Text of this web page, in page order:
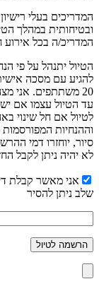
המדריכים בעלי
ובטיחותית במהלך
המדריכ/ה בכל אירוע
הטיול יתנהל על פי
להגיע עם מסכה
20 משתתפים. אני
עד הטיול עצמו אם יש
לטיול אם חל שינוי
וההנחיות
סיור, יוחזרו דמי
לא יהיה ניתן לקבל
אני מאשר קבלת
שלב ניתן להסיר